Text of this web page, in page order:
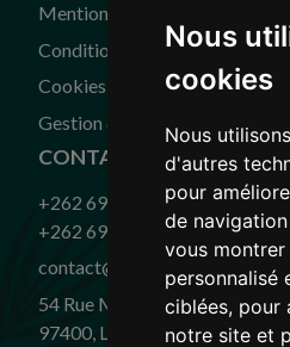
Nous
cookies
Nous
d'autres
pour
de
vous montrer
personnalisé
ciblées, pour
notre site et
Mentions légales
Conditions générales de vente
Cookies
Gestion des cookies
CONTACT
+262 693 00 76 48
+262 693 00 67 63
contact@closdelariviere.re
54 Rue Militaire, Saint-Denis
97400, La Réunion